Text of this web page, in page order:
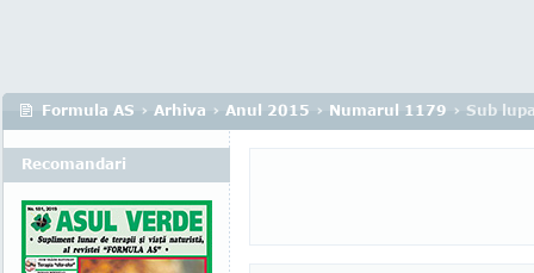
Formula AS › Arhiva › Anul 2015 › Numarul 1179 › Sub
Recomandari